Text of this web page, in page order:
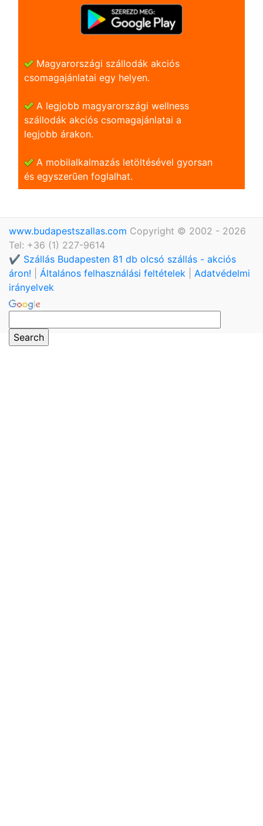
Magyarországi szállodák akciós
csomagajánlatai egy helyen.
A legjobb magyarországi wellness
szállodák akciós csomagajánlatai a
legjobb árakon.
A mobilalkalmazás letöltésével gyorsan
és egyszerũen foglalhat.
www.budapestszallas.com Copyright © 2002 - 2026
Tel: +36 (1) 227-9614
✔️ Szállás Budapesten 81 db olcsó szállás - akciós
áron!
Általános felhasználási feltételek
Adatvédelmi
irányelvek